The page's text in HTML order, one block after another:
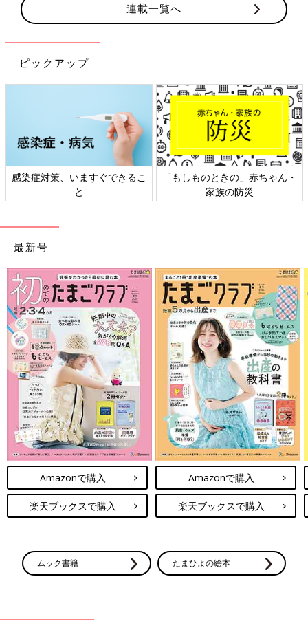
連載一覧へ
ピックアップ
感染症対策、いますぐできるこ
と
「もしものときの」赤ちゃん・
家族の防災
最新号
Amazonで購入
楽天ブックスで購入
Amazonで購入
楽天ブックスで購入
ムック書籍 たまひよの絵本